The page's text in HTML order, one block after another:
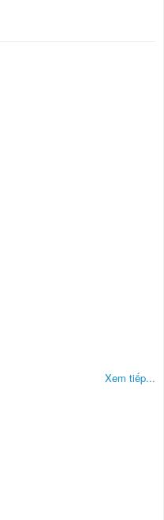
Xem tiếp...